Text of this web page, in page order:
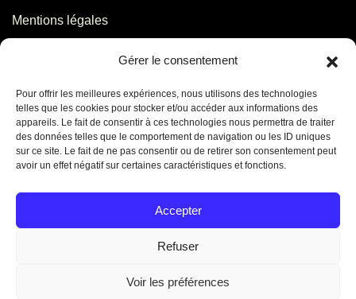
Gérer le consentement
Pour offrir les meilleures expériences, nous utilisons des technologies
telles que les cookies pour stocker et/ou accéder aux informations des
appareils. Le fait de consentir à ces technologies nous permettra de traiter
des données telles que le comportement de navigation ou les ID uniques
sur ce site. Le fait de ne pas consentir ou de retirer son consentement peut
avoir un effet négatif sur certaines caractéristiques et fonctions.
Accepter
Refuser
Voir les préférences
Mentions légales
Contact
06 29 56 64 44
contact[@]jb-conseils.fr
Caen - Normandie - France
Jennifer Benoit. Tous droits réservés. Créé par